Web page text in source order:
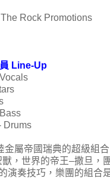
The Rock Promotions
Line-Up
Drums
金屬帝國瑞典的超級組合
獸，世界的帝王–撒旦，
演奏技巧，樂團的組合